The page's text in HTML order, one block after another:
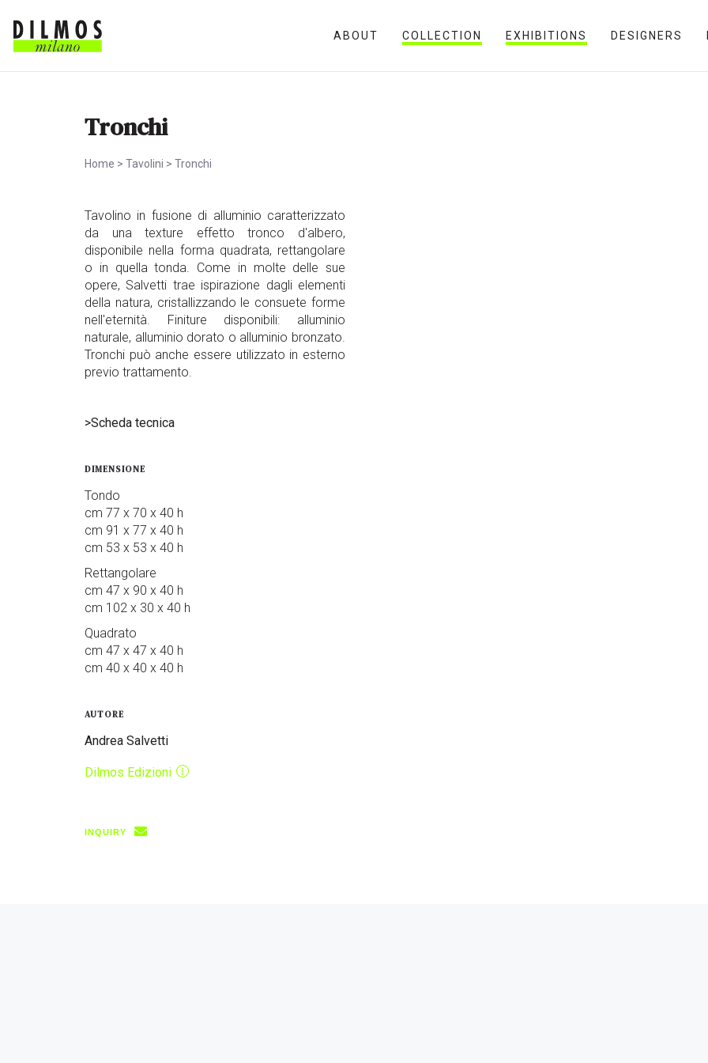
ABOUT COLLECTION EXHIBITIONS DESIGNERS
Tronchi
Home > Tavolini > Tronchi
Tavolino in fusione di alluminio caratterizzato
da una texture effetto tronco d'albero,
disponibile nella forma quadrata, rettangolare
o in quella tonda. Come in molte delle sue
opere, Salvetti trae ispirazione dagli elementi
della natura, cristallizzando le consuete forme
nell'eternità. Finiture disponibili: alluminio
naturale, alluminio dorato o alluminio bronzato.
Tronchi può anche essere utilizzato in esterno
previo trattamento.
>Scheda tecnica
DIMENSIONE
Tondo
cm 77 x 70 x 40 h
cm 91 x 77 x 40 h
cm 53 x 53 x 40 h
Rettangolare
cm 47 x 90 x 40 h
cm 102 x 30 x 40 h
Quadrato
cm 47 x 47 x 40 h
cm 40 x 40 x 40 h
AUTORE
Andrea Salvetti
Dilmos Edizioni
INQUIRY